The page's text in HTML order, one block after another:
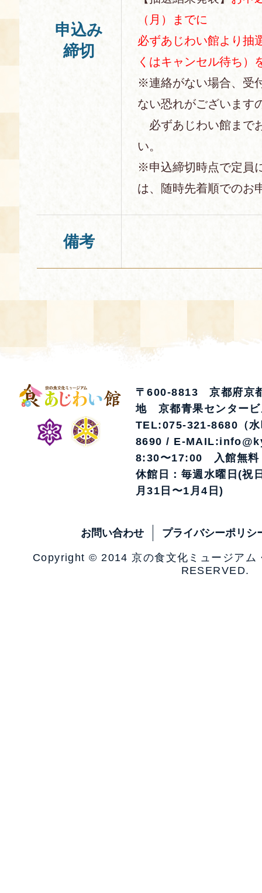
申込み
締切
（月）までに
必ずあじわい館より抽
くはキャンセル待ち）
※連絡がない場合、受
ない恐れがございます
必ずあじわい館まで
い。
※申込締切時点で定員
は、随時先着順でのお
備考
〒600-8813 京都府京
地 京都青果センタービ
TEL:075-321-8680（
8690 / E-
8:30〜17:00 入館無料
休館日：毎週水曜日(祝
月31日〜1月4日)
お問い合わせ プライバシーポリシ
Copyright © 2014 京の食文化ミュージア
RESERVED.